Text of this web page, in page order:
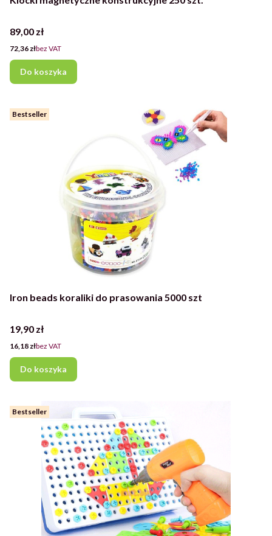
Cena
89,00 zł
Cena
72,36 złbez VAT
Do koszyka
Bestseller
Iron beads koraliki do prasowania 5000 szt
Cena
19,90 zł
Cena
16,18 złbez VAT
Do koszyka
Bestseller